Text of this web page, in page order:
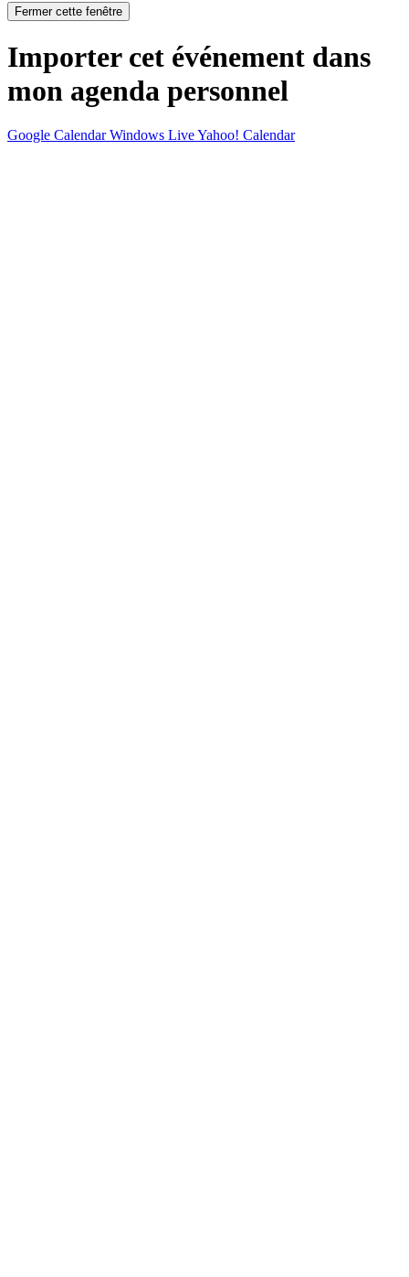
Fermer cette fenêtre
Importer cet événement dans
mon agenda personnel
Google Calendar Windows LiveYahoo! Calendar